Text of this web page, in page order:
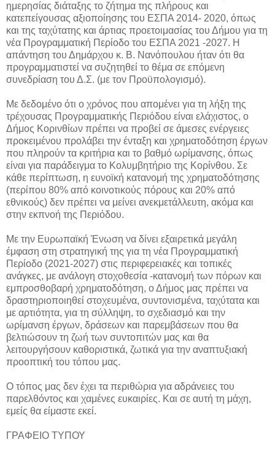
ημερησίας διάταξης το ζήτημα της πλήρους και
κατεπείγουσας αξιοποίησης του ΕΣΠΑ 2014- 2020, όπως
και της ταχύτατης και άρτιας προετοιμασίας του Δήμου για τη
νέα Προγραμματική Περίοδο του ΕΣΠΑ 2021 -2027. Η
απάντηση του Δημάρχου κ. Β. Νανόπουλου ήταν ότι θα
προγραμματιστεί να συζητηθεί το θέμα σε επόμενη
συνεδρίαση του Δ.Σ. (με τον Προϋπολογισμό).
Με δεδομένο ότι ο χρόνος που απομένει για τη λήξη της
τρέχουσας Προγραμματικής Περιόδου είναι ελάχιστος, ο
Δήμος Κορινθίων πρέπει να προβεί σε άμεσες ενέργειες
προκειμένου προλάβει την ένταξη και χρηματοδότηση έργων
που πληρούν τα κριτήρια και το βαθμό ωρίμανσης, όπως
είναι για παράδειγμα το Κολυμβητήριο της Κορίνθου. Σε
κάθε περίπτωση, η ευνοϊκή κατανομή της χρηματοδότησης
(περίπου 80% από κοινοτικούς πόρους και 20% από
εθνικούς) δεν πρέπει να μείνει ανεκμετάλλευτη, ακόμα και
στην εκπνοή της Περιόδου.
Με την Ευρωπαϊκή Ένωση να δίνει εξαιρετικά μεγάλη
έμφαση στη στρατηγική της για τη νέα Προγραμματική
Περίοδο (2021-2027) στις περιφερειακές και τοπικές
ανάγκες, με ανάλογη στοχοθεσία -κατανομή των πόρων και
εμπροσθοβαρή χρηματοδότηση, ο Δήμος μας πρέπει να
δραστηριοποιηθεί στοχευμένα, συντονισμένα, ταχύτατα και
με αρτιότητα, για τη σύλληψη, το σχεδιασμό και την
ωρίμανση έργων, δράσεων και παρεμβάσεων που θα
βελτιώσουν τη ζωή των συντοπιτών μας και θα
λειτουργήσουν καθοριστικά, ζωτικά για την αναπτυξιακή
προοπτική του τόπου μας.
Ο τόπος μας δεν έχει τα περιθώρια για αδράνειες του
παρελθόντος και χαμένες ευκαιρίες. Και σε αυτή τη μάχη,
εμείς θα είμαστε εκεί.
ΓΡΑΦΕΙΟ ΤΥΠΟΥ